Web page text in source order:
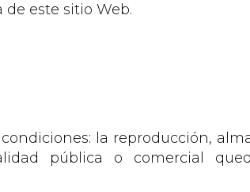
este sitio Web.
la reproducción,
pública o comercial